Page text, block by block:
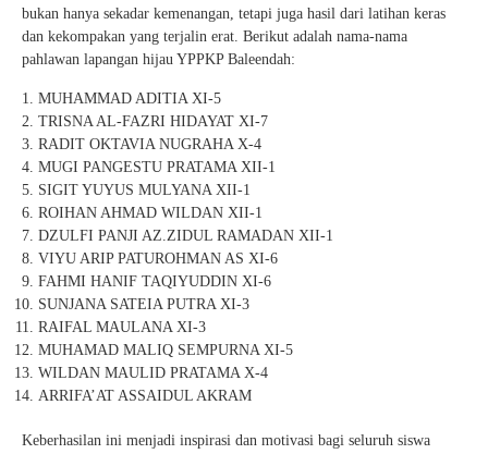
bukan hanya sekadar kemenangan, tetapi juga hasil dari latihan keras
dan kekompakan yang terjalin erat. Berikut adalah nama-nama
pahlawan lapangan hijau YPPKP Baleendah:
MUHAMMAD ADITIA XI-5
TRISNA AL-FAZRI HIDAYAT XI-7
RADIT OKTAVIA NUGRAHA X-4
MUGI PANGESTU PRATAMA XII-1
SIGIT YUYUS MULYANA XII-1
ROIHAN AHMAD WILDAN XII-1
DZULFI PANJI AZ.ZIDUL RAMADAN XII-1
VIYU ARIP PATUROHMAN AS XI-6
FAHMI HANIF TAQIYUDDIN XI-6
SUNJANA SATEIA PUTRA XI-3
RAIFAL MAULANA XI-3
MUHAMAD MALIQ SEMPURNA XI-5
WILDAN MAULID PRATAMA X-4
ARRIFA’AT ASSAIDUL AKRAM
Keberhasilan ini menjadi inspirasi dan motivasi bagi seluruh siswa